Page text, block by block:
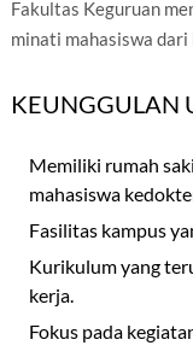
Fakultas Keguruan
minati mahasiswa dari
KEUNGGULAN
Memiliki rumah
mahasiswa
Fasilitas kampus
Kurikulum yang
kerja.
Fokus pada